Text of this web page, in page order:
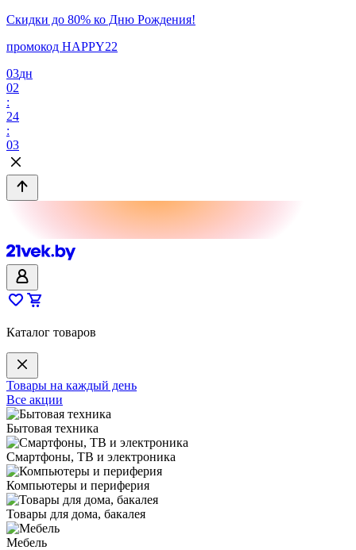
Скидки до 80% ко Дню Рождения!
промокод HAPPY22
03дн
02
:
24
:
03
Каталог товаров
Товары на каждый день
Все акции
Бытовая техника
Смартфоны, ТВ и электроника
Компьютеры и периферия
Товары для дома, бакалея
Мебель